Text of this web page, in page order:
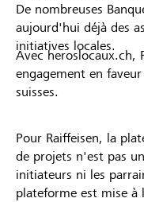
De nombreuses
aujourd'hui déjà des
initiatives locales.
Avec heroslocaux.ch,
engagement en
suisses.
Pour Raiffeisen, la
de projets n'est pas
initiateurs ni les
plateforme est mise